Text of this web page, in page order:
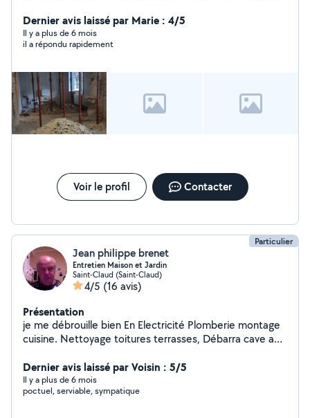
maisonnerie je peux faire des tours de déchetterie
évacuation de gravats et encombrement je réponds à
toutes demandes
Dernier avis laissé par Marie : 4/5
Il y a plus de 6 mois
il a répondu rapidement
Voir le profil Contacter
Particulier
Jean philippe brenet
Entretien Maison et Jardin
Saint-Claud (Saint-Claud)
4/5 (16 avis)
Présentation
je me débrouille bien En Electricité Plomberie montage
cuisine. Nettoyage toitures terrasses, Débarra cave au
peinture tapisserie placo et autres Jardinage entretien
parc et jardin...Petit déménagement j
Dernier avis laissé par Voisin : 5/5
Il y a plus de 6 mois
poctuel, serviable, sympatique